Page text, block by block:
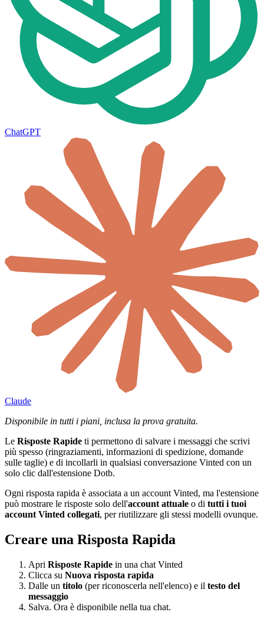
ChatGPT
Claude
Disponibile in tutti i piani, inclusa la prova gratuita.
Le Risposte Rapide ti permettono di salvare i messaggi che scrivi
più spesso (ringraziamenti, informazioni di spedizione, domande
sulle taglie) e di incollarli in qualsiasi conversazione Vinted con un
solo clic dall'estensione Dotb.
Ogni risposta rapida è associata a un account Vinted, ma l'estensione
può mostrare le risposte solo dell'account attuale o di tutti i tuoi
account Vinted collegati, per riutilizzare gli stessi modelli ovunque.
Creare una Risposta Rapida
Apri Risposte Rapide in una chat Vinted
Clicca su Nuova risposta rapida
Dalle un titolo (per riconoscerla nell'elenco) e il testo del
messaggio
Salva. Ora è disponibile nella tua chat.